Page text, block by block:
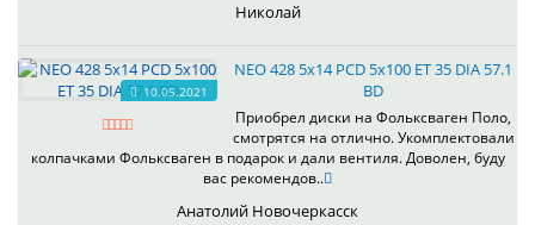
Николай
10.05.2021
NEO 428 5x14 PCD 5x100 ET 35 DIA 57.1
BD
Приобрел диски на Фольксваген Поло,
смотрятся на отлично. Укомплектовали
колпачками Фольксваген в подарок и дали вентиля. Доволен, буду
вас рекомендов..
Анатолий Новочеркасск